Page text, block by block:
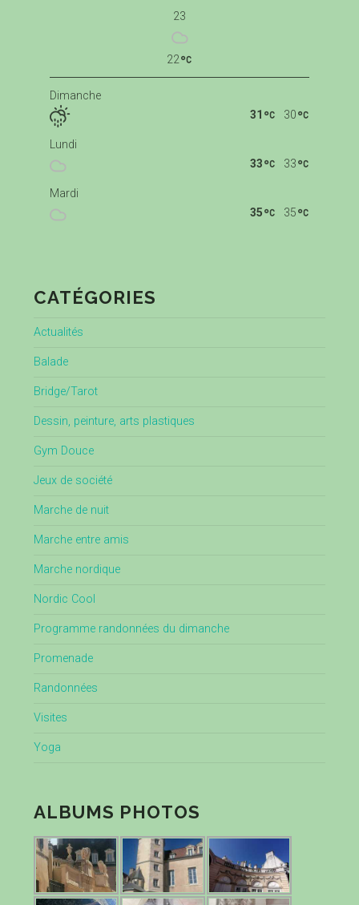
23
22
Dimanche
30
31
Lundi
33
33
Mardi
35
35
CATÉGORIES
Actualités
Balade
Bridge/Tarot
Dessin, peinture, arts plastiques
Gym Douce
Jeux de société
Marche de nuit
Marche entre amis
Marche nordique
Nordic Cool
Programme randonnées du dimanche
Promenade
Randonnées
Visites
Yoga
ALBUMS PHOTOS